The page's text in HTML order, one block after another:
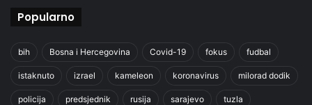
Popularno
bih Bosna i Hercegovina Covid-19 fokus fudbal
istaknuto izrael kameleon koronavirus milorad dodik
policija predsjednik rusija sarajevo tuzla